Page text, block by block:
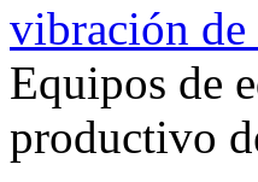
vibración
Equipos de
productivo